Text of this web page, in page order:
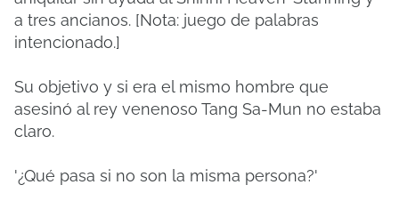
a tres ancianos. [Nota: juego de palabras
intencionado.]
Su objetivo y si era el mismo hombre que
asesinó al rey venenoso Tang Sa-Mun no estaba
claro.
'¿Qué pasa si no son la misma persona?'